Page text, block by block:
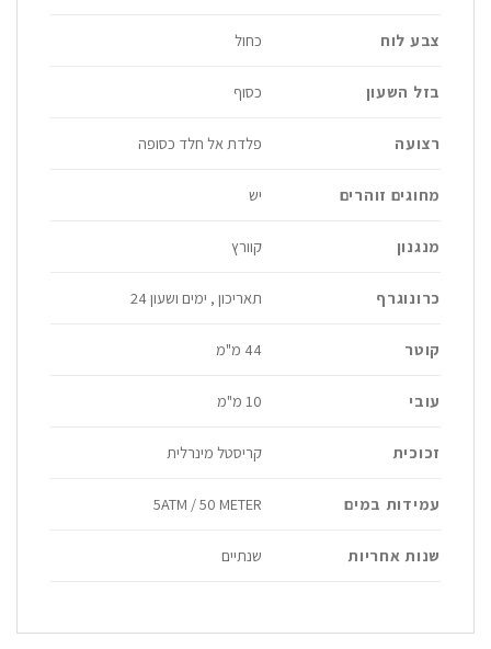
צבע לוח כחול
בזל השעון כסוף
רצועה פלדת אל חלד כסופה
מחוגים זוהרים יש
מנגנון קוורץ
כרונוגרף תאריכון , ימים ושעון 24
קוטר 44 מ"מ
עובי 10 מ"מ
זכוכית קריסטל מינרלית
עמידות במים 5ATM / 50 METER
שנות אחריות שנתיים